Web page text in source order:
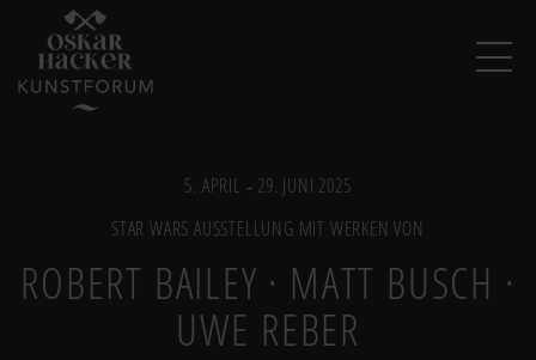
5. APRIL ‐ 29. JUNI 2025
STAR WARS AUSSTELLUNG MIT WERKEN VON
ROBERT BAILEY · MATT BUSCH ·
UWE REBER